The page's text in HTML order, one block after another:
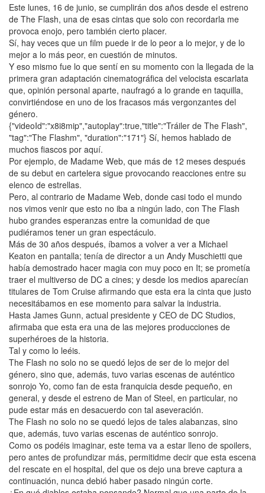
Este lunes, 16 de junio, se cumplirán dos años desde el estreno
de The Flash, una de esas cintas que solo con recordarla me
provoca enojo, pero también cierto placer.
Sí, hay veces que un film puede ir de lo peor a lo mejor, y de lo
mejor a lo más peor, en cuestión de minutos.
Y eso mismo fue lo que sentí en su momento con la llegada de la
primera gran adaptación cinematográfica del velocista escarlata
que, opinión personal aparte, naufragó a lo grande en taquilla,
convirtiéndose en uno de los fracasos más vergonzantes del
género.
{"videoId":"x8i8mip","autoplay":true,"title":"Tráiler de The Flash",
"tag":"The Flashm", "duration":"171"} Sí, hemos hablado de
muchos fiascos por aquí.
Por ejemplo, de Madame Web, que más de 12 meses después
de su debut en cartelera sigue provocando reacciones entre su
elenco de estrellas.
Pero, al contrario de Madame Web, donde casi todo el mundo
nos vimos venir que esto no iba a ningún lado, con The Flash
hubo grandes esperanzas entre la comunidad de que
pudiéramos tener un gran espectáculo.
Más de 30 años después, íbamos a volver a ver a Michael
Keaton en pantalla; tenía de director a un Andy Muschietti que
había demostrado hacer magia con muy poco en It; se prometía
traer el multiverso de DC a cines; y desde los medios aparecían
titulares de Tom Cruise afirmando que esta era la cinta que justo
necesitábamos en ese momento para salvar la industria.
Hasta James Gunn, actual presidente y CEO de DC Studios,
afirmaba que esta era una de las mejores producciones de
superhéroes de la historia.
Tal y como lo leéis.
The Flash no solo no se quedó lejos de ser de lo mejor del
género, sino que, además, tuvo varias escenas de auténtico
sonrojo Yo, como fan de esta franquicia desde pequeño, en
general, y desde el estreno de Man of Steel, en particular, no
pude estar más en desacuerdo con tal aseveración.
The Flash no solo no se quedó lejos de tales alabanzas, sino
que, además, tuvo varias escenas de auténtico sonrojo.
Como os podéis imaginar, este tema va a estar lleno de spoilers,
pero antes de profundizar más, permitidme decir que esta escena
del rescate en el hospital, del que os dejo una breve captura a
continuación, nunca debió haber pasado ningún corte.